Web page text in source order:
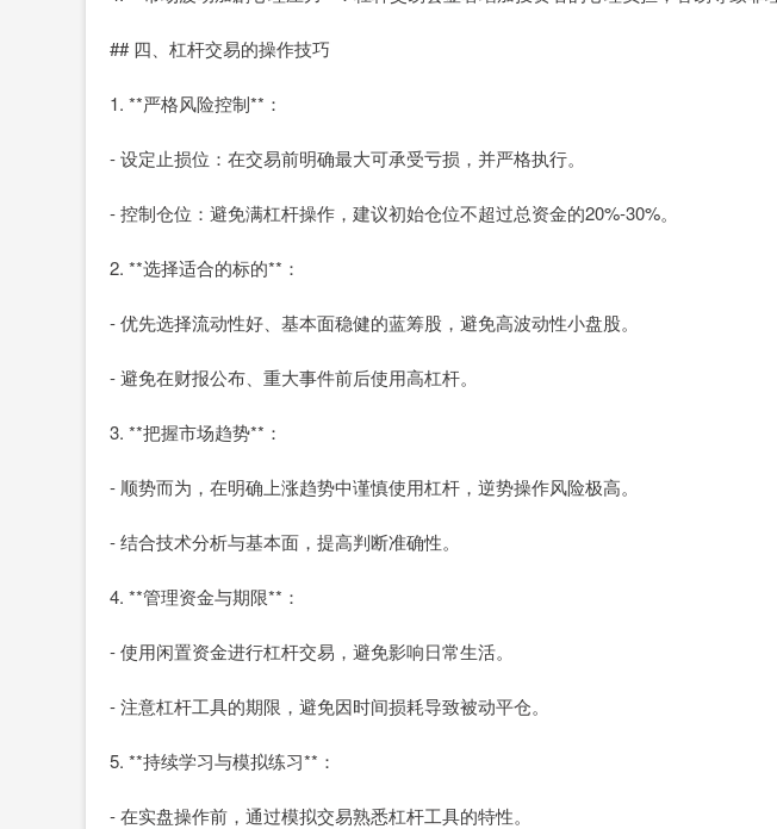
## 四、杠杆交易的操作技巧
1. **严格风险控制**：
- 设定止损位：在交易前明确最大可承受亏损，并严格执行。
- 控制仓位：避免满杠杆操作，建议初始仓位不超过总资金的20%-30%。
2. **选择适合的标的**：
- 优先选择流动性好、基本面稳健的蓝筹股，避免高波动性小盘股。
- 避免在财报公布、重大事件前后使用高杠杆。
3. **把握市场趋势**：
- 顺势而为，在明确上涨趋势中谨慎使用杠杆，逆势操作风险极高。
- 结合技术分析与基本面，提高判断准确性。
4. **管理资金与期限**：
- 使用闲置资金进行杠杆交易，避免影响日常生活。
- 注意杠杆工具的期限，避免因时间损耗导致被动平仓。
5. **持续学习与模拟练习**：
- 在实盘操作前，通过模拟交易熟悉杠杆工具的特性。